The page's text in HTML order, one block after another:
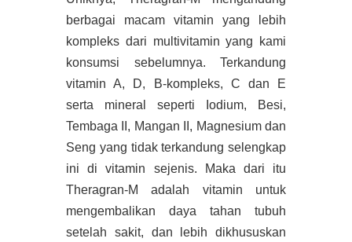
berbagai macam vitamin yang lebih
kompleks dari multivitamin yang kami
konsumsi sebelumnya. Terkandung
vitamin A, D, B-kompleks, C dan E
serta mineral seperti Iodium, Besi,
Tembaga II, Mangan II, Magnesium dan
Seng yang tidak terkandung selengkap
ini di vitamin sejenis. Maka dari itu
Theragran-M adalah vitamin untuk
mengembalikan daya tahan tubuh
setelah sakit, dan lebih dikhususkan